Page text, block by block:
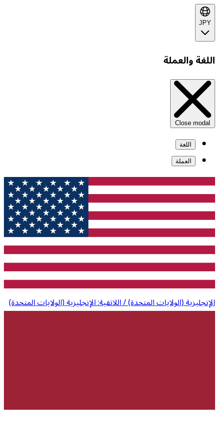
JPY
اللغة والعملة
Close modal
اللغة
العملة
الإنجليزية (الولايات المتحدة) / اللاتفية: الإنجليزية (الولايات المتحدة)